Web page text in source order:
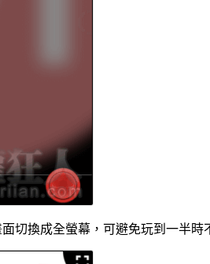
切換成全螢幕，可避免玩到一半時